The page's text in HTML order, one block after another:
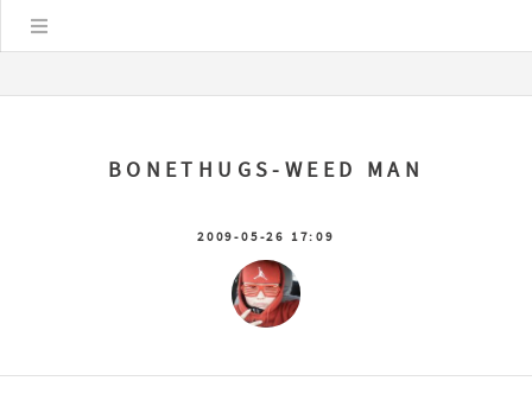
BONETHUGS-WEED MAN
2009-05-26 17:09